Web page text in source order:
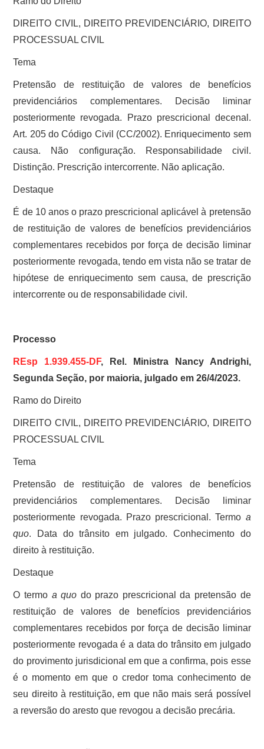
DIREITO CIVIL, DIREITO PREVIDENCIÁRIO, DIREITO
PROCESSUAL CIVIL
Tema
Pretensão de restituição de valores de benefícios
previdenciários complementares. Decisão liminar
posteriormente revogada. Prazo prescricional decenal.
Art. 205 do Código Civil (CC/2002). Enriquecimento sem
causa. Não configuração. Responsabilidade civil.
Distinção. Prescrição intercorrente. Não aplicação.
Destaque
É de 10 anos o prazo prescricional aplicável à pretensão
de restituição de valores de benefícios previdenciários
complementares recebidos por força de decisão liminar
posteriormente revogada, tendo em vista não se tratar de
hipótese de enriquecimento sem causa, de prescrição
intercorrente ou de responsabilidade civil.
Processo
REsp 1.939.455-DF, Rel. Ministra Nancy Andrighi,
Segunda Seção, por maioria, julgado em 26/4/2023.
Ramo do Direito
DIREITO CIVIL, DIREITO PREVIDENCIÁRIO, DIREITO
PROCESSUAL CIVIL
Tema
Pretensão de restituição de valores de benefícios
previdenciários complementares. Decisão liminar
posteriormente revogada. Prazo prescricional. Termo a
quo. Data do trânsito em julgado. Conhecimento do
direito à restituição.
Destaque
O termo a quo do prazo prescricional da pretensão de
restituição de valores de benefícios previdenciários
complementares recebidos por força de decisão liminar
posteriormente revogada é a data do trânsito em julgado
do provimento jurisdicional em que a confirma, pois esse
é o momento em que o credor toma conhecimento de
seu direito à restituição, em que não mais será possível
a reversão do aresto que revogou a decisão precária.